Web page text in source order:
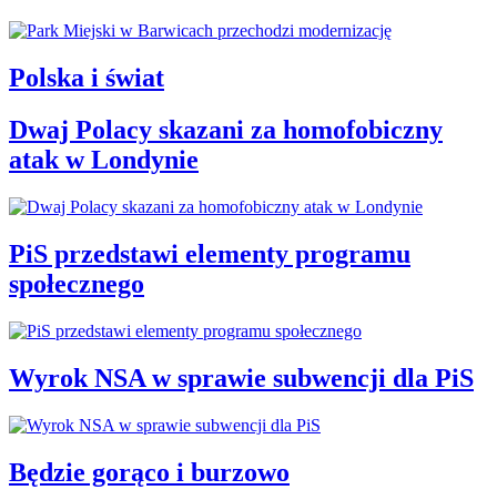
Polska i świat
Dwaj Polacy skazani za homofobiczny
atak w Londynie
PiS przedstawi elementy programu
społecznego
Wyrok NSA w sprawie subwencji dla PiS
Będzie gorąco i burzowo